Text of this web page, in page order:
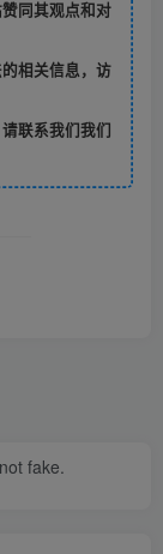
同其观点和对
相关信息，访
联系我们我们
shadow of the.